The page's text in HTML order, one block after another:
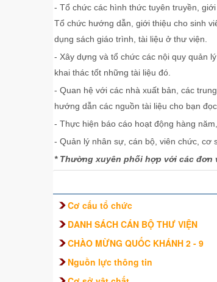
- Tổ chức các hình thức tuyên truyền,
Tổ chức hướng dẫn, giới thiệu cho sinh
dụng sách giáo trình, tài liệu ở thư viện.
- Xây dựng và tổ chức các nội quy quản
khai thác tốt những tài liệu đó.
- Quan hệ với các nhà xuất bản, các
hướng dẫn các nguồn tài liệu cho bạn
- Thực hiện báo cáo hoạt động hàng
- Quản lý nhân sự, cán bộ, viên chức, cơ
* Thường xuyên phối hợp với các
Cơ cấu tổ chức
DANH SÁCH CÁN BỘ THƯ VIỆN
CHÀO MỪNG QUỐC KHÁNH 2 - 9
Nguồn lực thông tin